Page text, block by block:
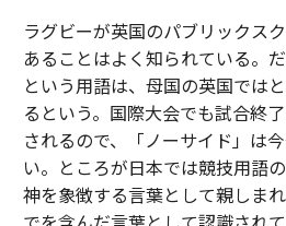
ラグビーが英国のパブリックス
あることはよく知られている。
という用語は、母国の英国では
るという。国際大会でも試合終
されるので、「ノーサイド」は
い。ところが日本では競技用語
神を象徴する言葉として親しま